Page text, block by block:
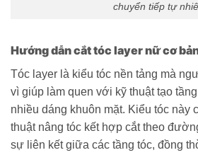
chuyển tiếp tự
Hướng dẫn cắt tóc layer nữ cơ
Tóc layer là kiểu tóc nền tảng mà
vì giúp làm quen với kỹ thuật tạo
nhiều dáng khuôn mặt. Kiểu tóc này
thuật nâng tóc kết hợp cắt theo
sự liên kết giữa các tầng tóc, đồng